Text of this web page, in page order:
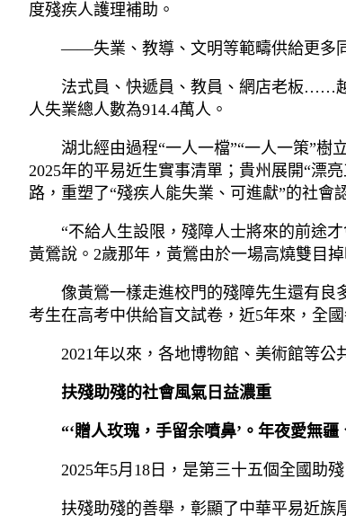
度殘疾人護理補助。
——失業、教導、文明等範疇供給更多
法式員、快遞員、教員、網店老板……
人失業總人數為914.4萬人。
湖北經由過程“一人一檔”“一人一策”
2025年的平易近生實事清單；貴州展開“漂
路，重塑了“殘疾人能失業、可進獻”的社會
“不給人生設限，殘障人士將來的前途
黃鶯說。2歲那年，黃鶯由於一場高燒雙目
像黃鶯一樣走進校門的殘障先生還有良
考生在高考中供給盲文試卷，近5年來，全
2021年以來，各地博物館、美術館等
扶殘助殘的社會風氣日益濃重
“‘贈人玫瑰，手留余噴鼻’。年夜愛無疆
2025年5月18日，是第三十五個全國助殘
扶殘助殘的善舉，彰顯了中華平易近族